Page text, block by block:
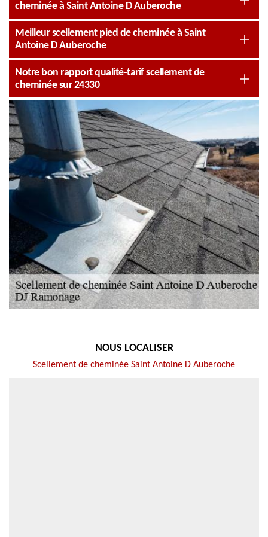
cheminée à Saint Antoine D Auberoche
Meilleur scellement pied de cheminée à Saint
Antoine D Auberoche
Notre bon rapport qualité-tarif scellement de
cheminée sur 24330
NOUS LOCALISER
Scellement de cheminée Saint Antoine D Auberoche